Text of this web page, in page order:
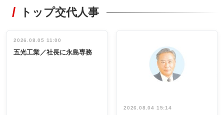
非鉄業界で
インタビュ
ー／社内ア
タックトレー
祝う 業界関
係者ら220人
出席
トップ交代人事
2026.08.05 11:00
五光工業／社長に永島専務
2026.08.04 15:14